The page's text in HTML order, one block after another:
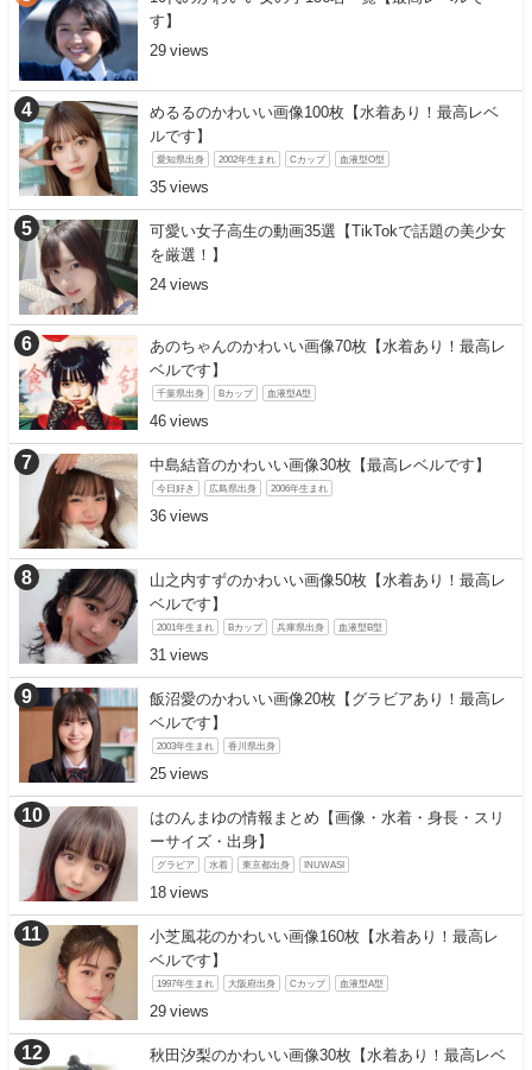
す】
29
めるるのかわいい画像100枚【水着あり！最高レベ
ルです】
愛知県出身 2002年生まれ Cカップ 血液型O型
35
可愛い女子高生の動画35選【TikTokで話題の美少女
を厳選！】
24
あのちゃんのかわいい画像70枚【水着あり！最高レ
ベルです】
千葉県出身 Bカップ 血液型A型
46
中島結音のかわいい画像30枚【最高レベルです】
今日好き 広島県出身 2006年生まれ
36
山之内すずのかわいい画像50枚【水着あり！最高レ
ベルです】
2001年生まれ Bカップ 兵庫県出身 血液型B型
31
飯沼愛のかわいい画像20枚【グラビアあり！最高レ
ベルです】
2003年生まれ 香川県出身
25
はのんまゆの情報まとめ【画像・水着・身長・スリ
ーサイズ・出身】
グラビア 水着 東京都出身 INUWASI
18
小芝風花のかわいい画像160枚【水着あり！最高レ
ベルです】
1997年生まれ 大阪府出身 Cカップ 血液型A型
29
秋田汐梨のかわいい画像30枚【水着あり！最高レベ